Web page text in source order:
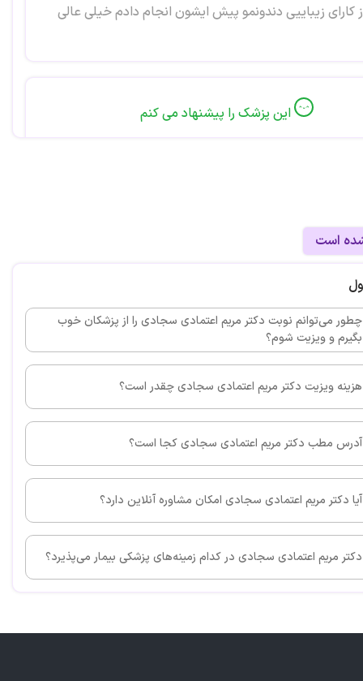
کارای زیباییی دندونمو پیش ایشون انجام دادم خیلی عالی
این پزشک را پیشنهاد می کنم
این پزشک را پیشنهاد می کنم
سوادی هست وخیلی با صبر زیاد کارشون عالی انجام میده
است
چطور می‌توانم نوبت دکتر مریم اعتمادی سجادی را از پزشکان خوب
بگیرم و ویزیت شوم؟
هزینه ویزیت دکتر مریم اعتمادی سجادی چقدر است؟
آدرس مطب دکتر مریم اعتمادی سجادی کجا است؟
آیا دکتر مریم اعتمادی سجادی امکان مشاوره آنلاین دارد؟
دکتر مریم اعتمادی سجادی در کدام زمینه‌های پزشکی بیمار می‌پذیرد؟